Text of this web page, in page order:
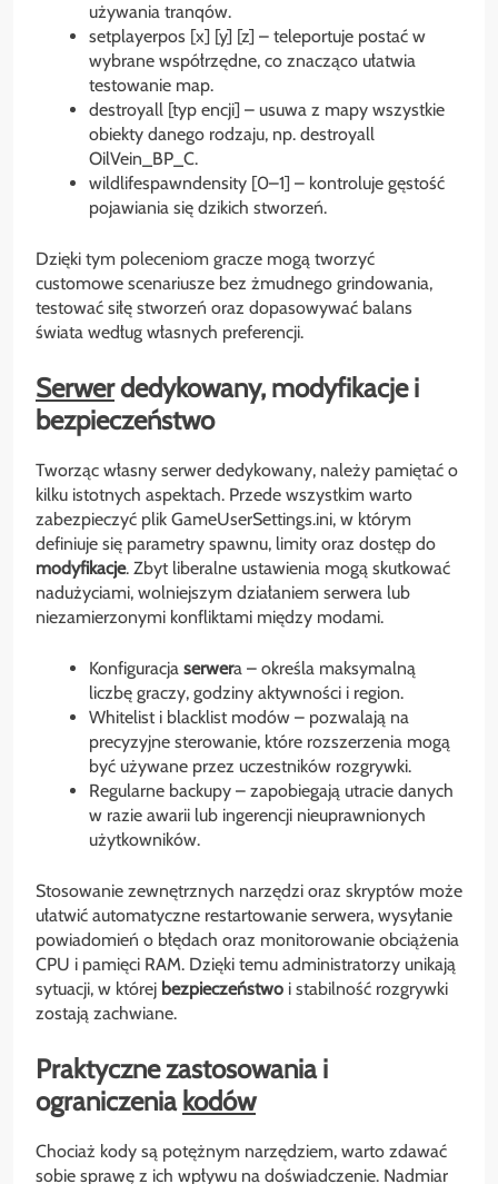
używania tranqów.
setplayerpos [x] [y] [z] – teleportuje postać w
wybrane współrzędne, co znacząco ułatwia
testowanie map.
destroyall [typ encji] – usuwa z mapy wszystkie
obiekty danego rodzaju, np. destroyall
OilVein_BP_C.
wildlifespawndensity [0–1] – kontroluje gęstość
pojawiania się dzikich stworzeń.
Dzięki tym poleceniom gracze mogą tworzyć
customowe scenariusze bez żmudnego grindowania,
testować siłę stworzeń oraz dopasowywać balans
świata według własnych preferencji.
Serwerdedykowany, modyfikacjei
bezpieczeństwo
Tworząc własny serwer dedykowany, należy pamiętać o
kilku istotnych aspektach. Przede wszystkim warto
zabezpieczyć plik GameUserSettings.ini, w którym
definiuje się parametry spawnu, limity oraz dostęp do
modyfikacje. Zbyt liberalne ustawienia mogą skutkować
nadużyciami, wolniejszym działaniem serwera lub
niezamierzonymi konfliktami między modami.
Konfiguracja serwera – określa maksymalną
liczbę graczy, godziny aktywności i region.
Whitelist i blacklist modów – pozwalają na
precyzyjne sterowanie, które rozszerzenia mogą
być używane przez uczestników rozgrywki.
Regularne backupy – zapobiegają utracie danych
w razie awarii lub ingerencji nieuprawnionych
użytkowników.
Stosowanie zewnętrznych narzędzi oraz skryptów może
ułatwić automatyczne restartowanie serwera, wysyłanie
powiadomień o błędach oraz monitorowanie obciążenia
CPU i pamięci RAM. Dzięki temu administratorzy unikają
sytuacji, w której bezpieczeństwo i stabilność rozgrywki
zostają zachwiane.
Praktyczne zastosowania i
ograniczenia kodów
Chociaż kody są potężnym narzędziem, warto zdawać
sobie sprawę z ich wpływu na doświadczenie. Nadmiar